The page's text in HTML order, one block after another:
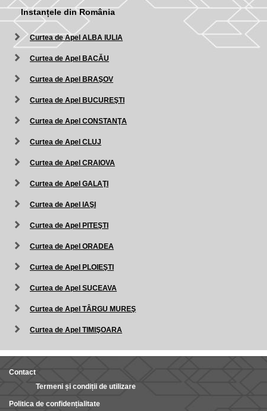
Instanțele din România
Curtea de Apel ALBA IULIA
Curtea de Apel BACĂU
Curtea de Apel BRAŞOV
Curtea de Apel BUCUREŞTI
Curtea de Apel CONSTANŢA
Curtea de Apel CLUJ
Curtea de Apel CRAIOVA
Curtea de Apel GALAŢI
Curtea de Apel IAŞI
Curtea de Apel PITEŞTI
Curtea de Apel ORADEA
Curtea de Apel PLOIEŞTI
Curtea de Apel SUCEAVA
Curtea de Apel TÂRGU MUREŞ
Curtea de Apel TIMIŞOARA
Contact
Termeni și condiții de utilizare
Politica de confidențialitate